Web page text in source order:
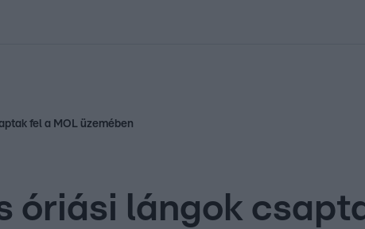
fel a MOL üzemében
óriási lángok